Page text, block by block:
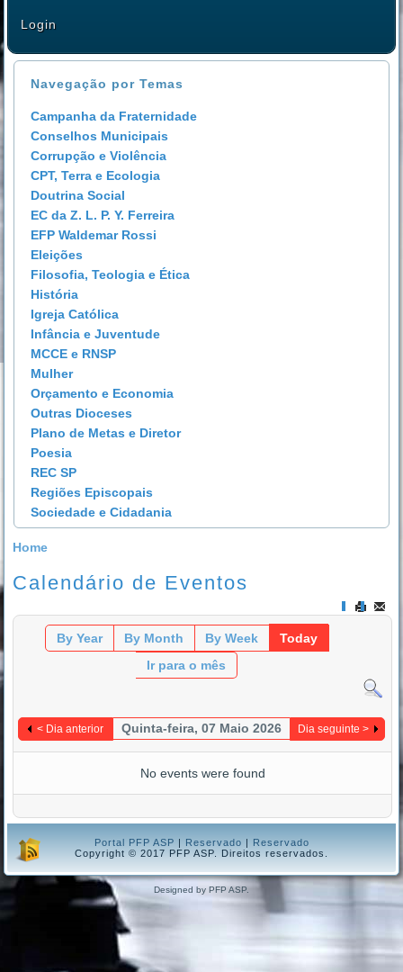
Login
Navegação por Temas
Campanha da Fraternidade
Conselhos Municipais
Corrupção e Violência
CPT, Terra e Ecologia
Doutrina Social
EC da Z. L. P. Y. Ferreira
EFP Waldemar Rossi
Eleições
Filosofia, Teologia e Ética
História
Igreja Católica
Infância e Juventude
MCCE e RNSP
Mulher
Orçamento e Economia
Outras Dioceses
Plano de Metas e Diretor
Poesia
REC SP
Regiões Episcopais
Sociedade e Cidadania
Home
Calendário de Eventos
By Year By Month By Week
Today
Ir para o mês
< Dia anterior Quinta-feira, 07 Maio 2026 Dia seguinte >
No events were found
Portal PFP ASP Reservado
Reservado
Copyright © 2017 PFP ASP. Direitos reservados.
Designed by PFP ASP.